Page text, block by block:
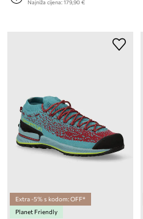
Najniža cijena:179,90 €
Extra -5% s kodom: OFF*
Planet Friendly